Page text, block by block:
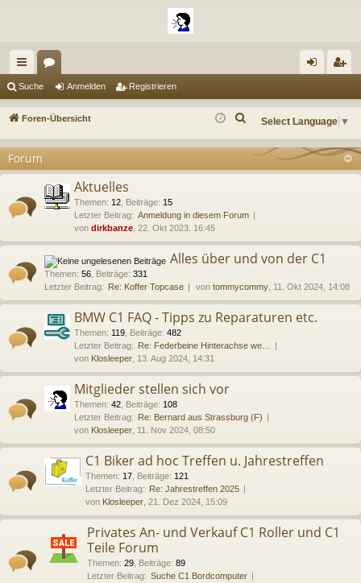
ch
ne
ug
en m
de
ist
re
Suche Anmelden Registrieren
Foren-Übersicht Select Language ▼
h
Forum
Aktuelles
Themen: 12 Beiträge: 15
Letzter Beitrag: Anmeldung in diesem Forum
von dirkbanze , 22. Okt 2023, 16:45
Alles über und von der C1
Themen: 56 Beiträge: 331
Letzter Beitrag: Re: Koffer Topcase von tommycommy , 11. Okt 2024, 14:08
BMW C1 FAQ - Tipps zu Reparaturen etc.
Themen: 119 Beiträge: 482
Letzter Beitrag: Re: Federbeine Hinterachse we…
von Klosleeper , 13. Aug 2024, 14:31
Mitglieder stellen sich vor
Themen: 42 Beiträge: 108
Letzter Beitrag: Re: Bernard aus Strassburg (F)
von Klosleeper , 11. Nov 2024, 08:50
C1 Biker ad hoc Treffen u. Jahrestreffen
Themen: 17 Beiträge: 121
Letzter Beitrag: Re: Jahrestreffen 2025
von Klosleeper , 21. Dez 2024, 15:09
Privates An- und Verkauf C1 Roller und C1
Teile Forum
Themen: 29 Beiträge: 89
Letzter Beitrag: Suche C1 Bordcomputer